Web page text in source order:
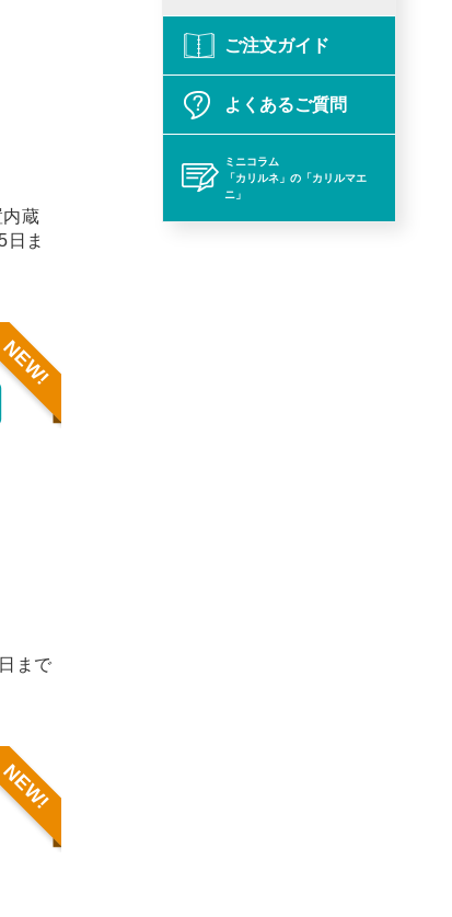
内蔵
日ま
まで
NEW!
NEW!
ご注文ガイド
よくあるご質問
ミニコラム
「カリルネ」の「カリルマエ
ニ」